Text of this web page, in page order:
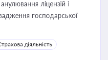
ліцензій і
господарської
діяльність